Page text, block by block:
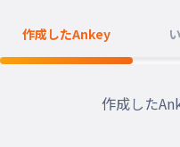
作成したAnkey
作成した